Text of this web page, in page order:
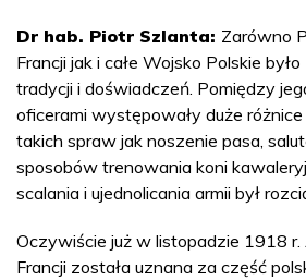
Dr hab. Piotr Szlanta: Zarówno
Francji jak i całe Wojsko Polskie
tradycji i doświadczeń. Pomiędzy
oficerami występowały duże
takich spraw jak noszenie pasa,
sposobów trenowania koni
scalania i ujednolicania armii był
Oczywiście już w listopadzie 1918 r.
Francji została uznana za część